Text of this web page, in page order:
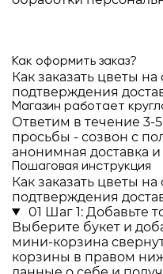
Как оформить заказ?
Как заказать цветы
подтверждения
Магазин работает
Ответим в течение
просьбы - созвон с
анонимная доставка
Пошаговая инструкция
Как заказать цветы
подтверждения
01 Шаг 1: Добавьте
Выберите букет и
мини-корзина
корзины в правом